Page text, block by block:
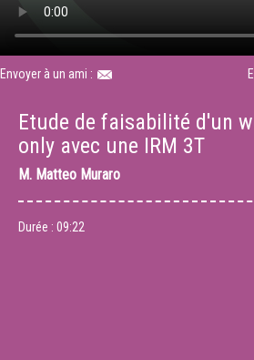
Envoyer à un ami :
Etude de faisabilité d'un
only avec une IRM 3T
M. Matteo Muraro
Durée : 09:22